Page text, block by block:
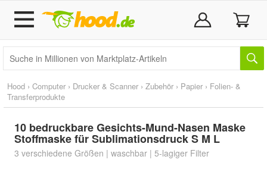
Hood › Computer › Drucker & Scanner › Zubehör › Papier › Folien- &
Transferprodukte
10 bedruckbare Gesichts-Mund-Nasen Maske
Stoffmaske für Sublimationsdruck S M L
3 verschiedene Größen | waschbar | 5-lagiger Filter